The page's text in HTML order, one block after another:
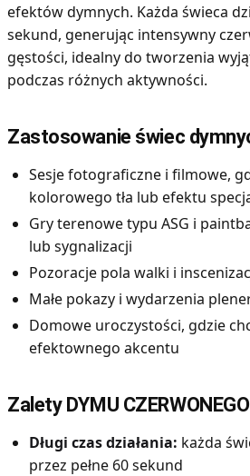
efektów dymnych. Każda świeca
sekund, generując intensywny
gęstości, idealny do tworzenia
podczas różnych aktywności.
Zastosowanie świec
Sesje fotograficzne i filmowe,
kolorowego tła lub efektu
Gry terenowe typu ASG i
lub sygnalizacji
Pozoracje pola walki i
Małe pokazy i wydarzenia
Domowe uroczystości, gdzie
efektownego akcentu
Zalety DYMU
Długi czas działania: każda
przez pełne 60 sekund